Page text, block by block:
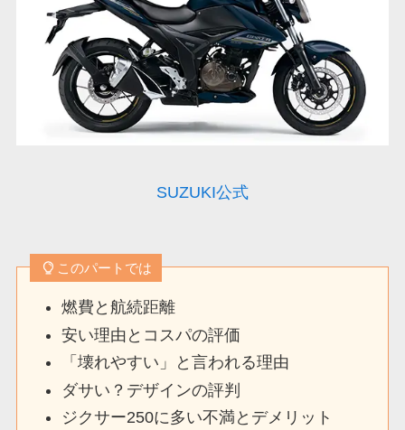
SUZUKI公式
このパートでは
燃費と航続距離
安い理由とコスパの評価
「壊れやすい」と言われる理由
ダサい？デザインの評判
ジクサー250に多い不満とデメリット